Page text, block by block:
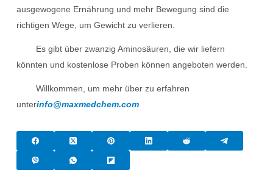
ausgewogene Ernährung und mehr Bewegung sind die
richtigen Wege, um Gewicht zu verlieren.
Es gibt über zwanzig Aminosäuren, die wir liefern
könnten und kostenlose Proben können angeboten werden.
Willkommen, um mehr über zu erfahren
unterinfo@maxmedchem.com